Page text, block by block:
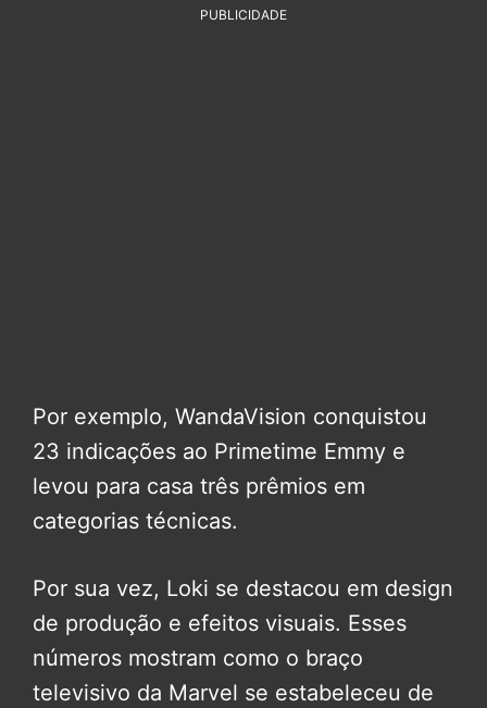
PUBLICIDADE
Por exemplo, WandaVision conquistou
23 indicações ao Primetime Emmy e
levou para casa três prêmios em
categorias técnicas.
Por sua vez, Loki se destacou em design
de produção e efeitos visuais. Esses
números mostram como o braço
televisivo da Marvel se estabeleceu de